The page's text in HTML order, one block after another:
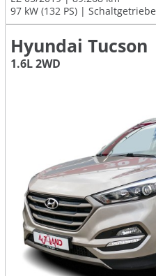
97 kW (132 PS)
Schaltgetriebe
Hyundai Tucson
1.6L 2WD